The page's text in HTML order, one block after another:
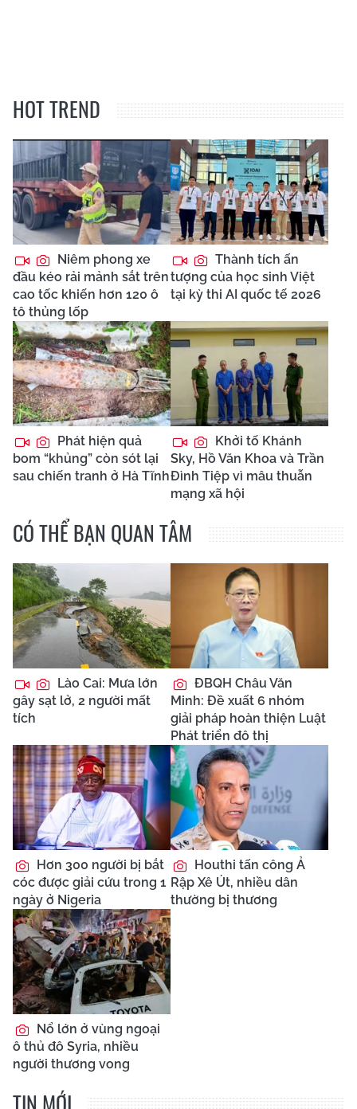
HOT TREND
Niêm phong xe
đầu kéo rải mảnh sắt trên
cao tốc khiến hơn 120 ô
tô thủng lốp
Thành tích ấn
tượng của học sinh Việt
tại kỳ thi AI quốc tế 2026
Phát hiện quả
bom “khủng” còn sót lại
sau chiến tranh ở Hà Tĩnh
Khởi tố Khánh
Sky, Hồ Văn Khoa và Trần
Đình Tiệp vì mâu thuẫn
mạng xã hội
CÓ THỂ BẠN QUAN TÂM
Lào Cai: Mưa lớn
gây sạt lở, 2 người mất
tích
ĐBQH Châu Văn
Minh: Đề xuất 6 nhóm
giải pháp hoàn thiện Luật
Phát triển đô thị
Hơn 300 người bị bắt
cóc được giải cứu trong 1
ngày ở Nigeria
Houthi tấn công Ả
Rập Xê Út, nhiều dân
thường bị thương
Nổ lớn ở vùng ngoại
ô thủ đô Syria, nhiều
người thương vong